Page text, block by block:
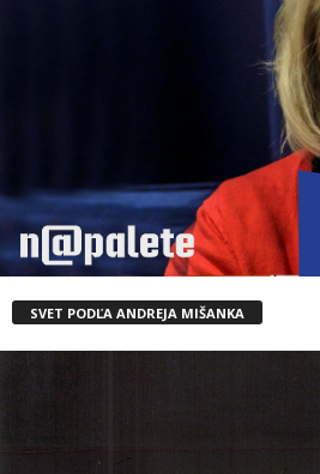
SVET PODĽA ANDREJA MIŠANKA